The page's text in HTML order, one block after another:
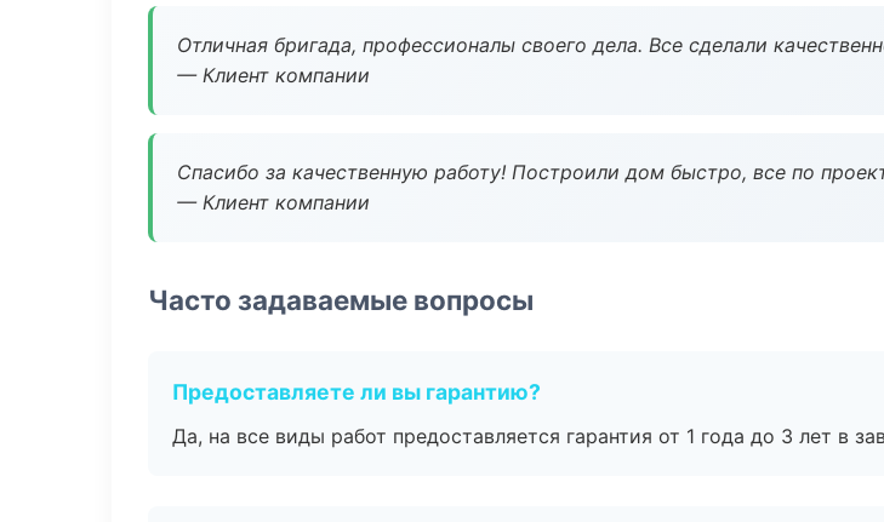
Отличная бригада, профессионалы своего дела. Все сделали
— Клиент компании
Спасибо за качественную работу! Построили дом быстро, все по
— Клиент компании
Часто задаваемые вопросы
Предоставляете ли вы гарантию?
Да, на все виды работ предоставляется гарантия от 1 года до 3 лет в